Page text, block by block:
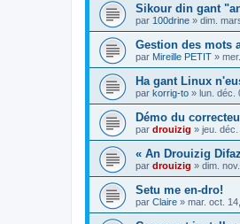
Sikour din gant
par 100drine » dim.
Gestion des mots
par Mireille PETIT »
Ha gant Linux
par korrig-to » lun. déc.
Démo du
par drouizig » jeu.
« An Drouizig
par drouizig » dim.
Setu me en-dro!
par Claire » mar. oct.